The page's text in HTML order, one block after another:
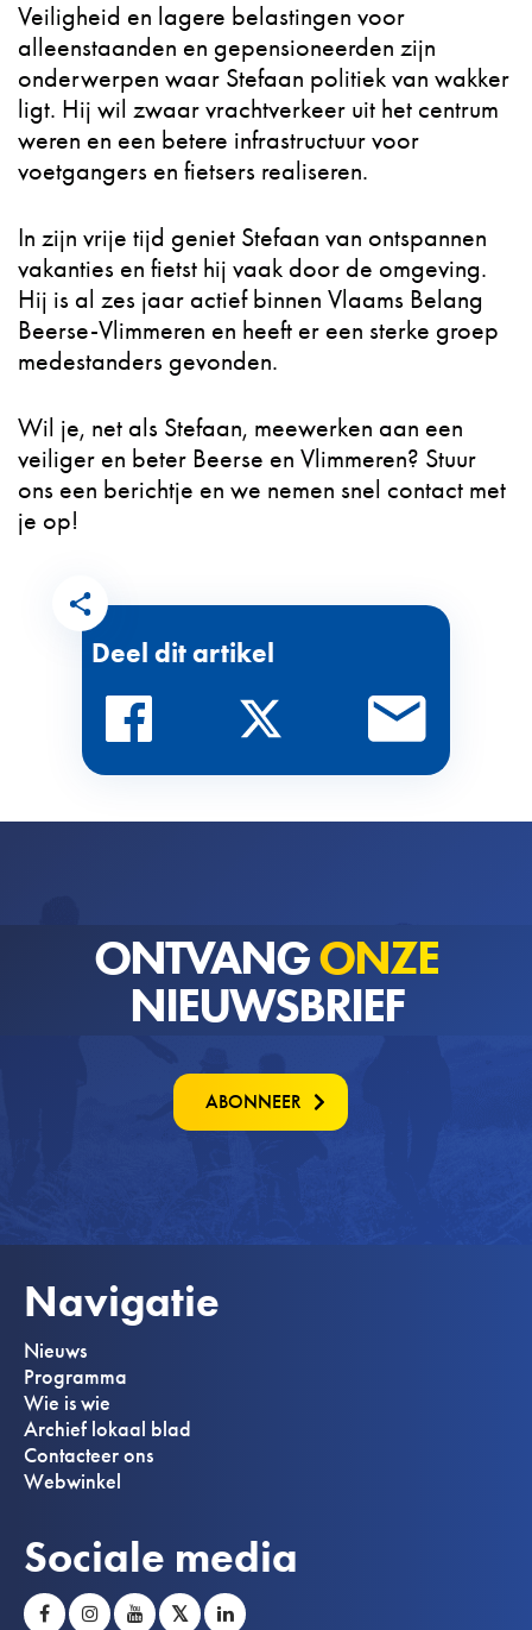
Veiligheid en lagere belastingen voor
alleenstaanden en gepensioneerden zijn
onderwerpen waar Stefaan politiek van wakker
ligt. Hij wil zwaar vrachtverkeer uit het centrum
weren en een betere infrastructuur voor
voetgangers en fietsers realiseren.
In zijn vrije tijd geniet Stefaan van ontspannen
vakanties en fietst hij vaak door de omgeving.
Hij is al zes jaar actief binnen Vlaams Belang
Beerse-Vlimmeren en heeft er een sterke groep
medestanders gevonden.
Wil je, net als Stefaan, meewerken aan een
veiliger en beter Beerse en Vlimmeren? Stuur
ons een berichtje en we nemen snel contact met
je op!
Deel dit artikel
ONTVANGONZE
NIEUWSBRIEF
ABONNEER
Navigatie
Nieuws
Programma
Wie is wie
Archief lokaal blad
Contacteer ons
Webwinkel
Sociale media
𝕏